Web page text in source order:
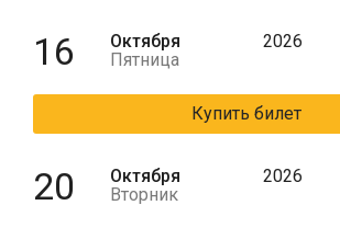
16
Октября
Пятница
2026
Купить билет
20
Октября
Вторник
2026